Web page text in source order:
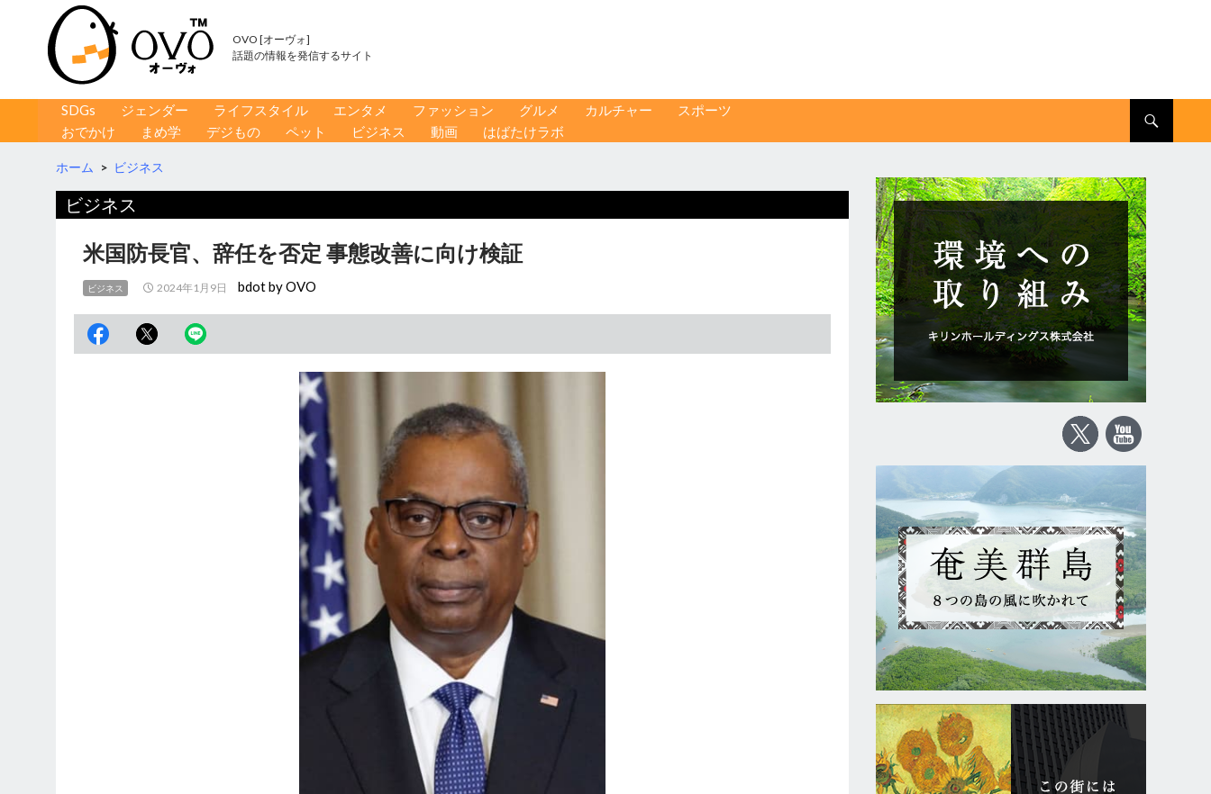
OVO [オーヴォ]
話題の情報を発信するサイト
コンテンツへ移動
SDGs ジェンダー ライフスタイル エンタメ ファッション グルメ カルチャー
スポーツ
おでかけ
まめ学 デジもの ペット ビジネス 動画 はばたけラボ
ホーム > ビジネス
ビジネス
米国防長官、辞任を否定 事態改善に向け検証
ビジネス 2024年1月9日 bdot by OVO